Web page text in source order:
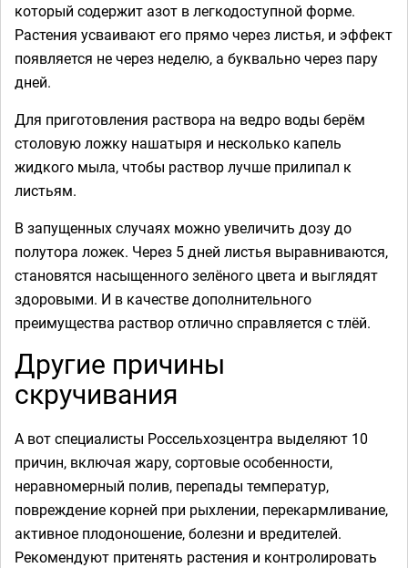
который содержит азот в легкодоступной форме.
Растения усваивают его прямо через листья, и эффект
появляется не через неделю, а буквально через пару
дней.
Для приготовления раствора на ведро воды берём
столовую ложку нашатыря и несколько капель
жидкого мыла, чтобы раствор лучше прилипал к
листьям.
В запущенных случаях можно увеличить дозу до
полутора ложек. Через 5 дней листья выравниваются,
становятся насыщенного зелёного цвета и выглядят
здоровыми. И в качестве дополнительного
преимущества раствор отлично справляется с тлёй.
Другие причины
скручивания
А вот специалисты Россельхозцентра выделяют 10
причин, включая жару, сортовые особенности,
неравномерный полив, перепады температур,
повреждение корней при рыхлении, перекармливание,
активное плодоношение, болезни и вредителей.
Рекомендуют притенять растения и контролировать